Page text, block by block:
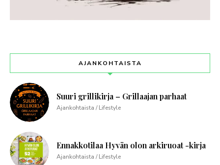
AJANKOHTAISTA
Suuri grillikirja – Grillaajan parhaat
Ajankohtaista / Lifestyle
Ennakkotilaa Hyvän olon arkiruoat -kirja
Ajankohtaista / Lifestyle